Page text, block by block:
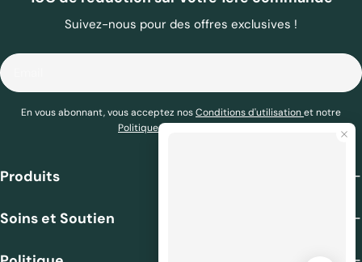
Produits
Soins et Soutien
Suivez-nous pour des offres exclusives !
Email
En vous abonnant, vous acceptez nosConditions d'utilisationet notre
Politique de confidentialité